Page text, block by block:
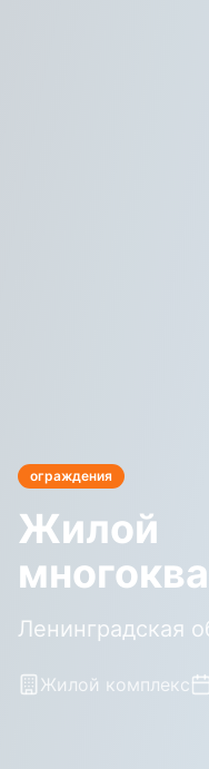
ограждения
Жилой
Ленинградская
Жилой комплекс